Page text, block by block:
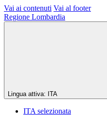
Vai ai contenuti Vai al footer
Regione Lombardia
Lingua attiva: ITA
ITA selezionata